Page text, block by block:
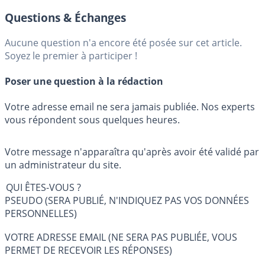
Questions & Échanges
Aucune question n'a encore été posée sur cet article.
Soyez le premier à participer !
Poser une question à la rédaction
Votre adresse email ne sera jamais publiée. Nos experts
vous répondent sous quelques heures.
Votre message n'apparaîtra qu'après avoir été validé par
un administrateur du site.
QUI ÊTES-VOUS ?
PSEUDO (SERA PUBLIÉ, N'INDIQUEZ PAS VOS DONNÉES
PERSONNELLES)
VOTRE ADRESSE EMAIL (NE SERA PAS PUBLIÉE, VOUS
PERMET DE RECEVOIR LES RÉPONSES)